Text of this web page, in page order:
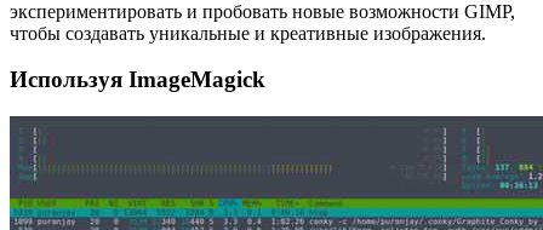
экспериментировать и пробовать новые возможности GIMP,
чтобы создавать уникальные и креативные изображения.
Используя ImageMagick